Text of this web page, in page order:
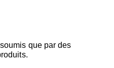
que par des